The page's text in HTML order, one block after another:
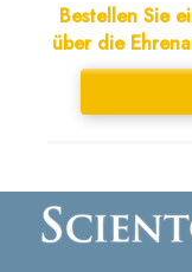
Bestellen Sie
über die